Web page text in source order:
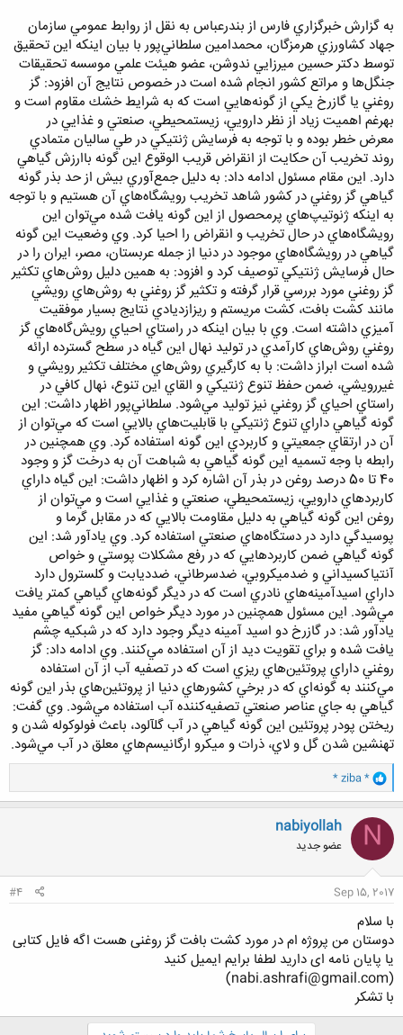
به گزارش خبرگزاري فارس از بندرعباس به نقل از روابط عمومي سازمان
جهاد كشاورزي هرمزگان، محمدامين سلطاني‌پور با بيان اينكه اين تحقيق
توسط دكتر حسين ميرزايي ندوشن، عضو هيئت علمي موسسه تحقيقات
جنگل‌ها و مراتع كشور انجام شده است در خصوص نتايج آن افزود: گز
روغني يا گازرخ يكي از گونه‌هايي است كه به شرايط خشك مقاوم است و
به‎رغم اهميت زياد از نظر دارويي، زيست‎محيطي، صنعتي و غذايي در
معرض خطر بوده و با توجه به فرسايش ژنتيكي در طي ساليان متمادي
روند تخريب آن حكايت از انقراض قريب الوقوع اين گونه باارزش گياهي
دارد. اين مقام مسئول ادامه داد: به دليل جمع‌آوري بيش از حد بذر گونه
گياهي گز روغني در كشور شاهد تخريب رويشگاه‌هاي آن هستيم و با توجه
به اينكه ژنوتيپ‌هاي پرمحصول از اين گونه يافت شده مي‌توان اين
رويشگاه‌هاي در حال تخريب و انقراض را احيا كرد. وي وضعيت اين گونه
گياهي در رويشگاه‌هاي موجود در دنيا از جمله عربستان، مصر، ‌ايران را در
حال فرسايش ژنتيكي توصيف كرد و افزود: به همين دليل روش‌هاي تكثير
گز روغني مورد بررسي قرار گرفته و تكثير گز روغني به روش‌هاي رويشي
مانند كشت بافت، كشت مريستم و ريزازديادي نتايج بسيار موفقيت
آميزي داشته است. وي با بيان اينكه در راستاي احياي رويش‌گاه‌هاي گز
روغني روش‌هاي كارآمدي در توليد نهال اين گياه در سطح گسترده ارائه
شده است ابراز داشت: با به كارگيري روش‌هاي مختلف تكثير رويشي و
غيررويشي، ضمن حفظ تنوع ژنتيكي و القاي اين تنوع، نهال كافي در
راستاي احياي گز روغني نيز توليد مي‌شود. سلطاني‌پور اظهار داشت: اين
گونه گياهي داراي تنوع ژنتيكي با قابليت‌هاي بالايي است كه مي‌توان از
آن در ارتقاي جمعيتي و كاربردي اين گونه استفاده كرد. وي همچنين در
رابطه با وجه تسميه اين گونه گياهي به شباهت آن به درخت گز و وجود
40 تا 50 درصد روغن در بذر آن اشاره كرد و اظهار داشت: اين گياه داراي
كاربردهاي دارويي، زيست‎محيطي، صنعتي و غذايي است ‌و مي‌توان از
روغن اين گونه گياهي به دليل مقاومت بالايي كه در مقابل گرما و
پوسيدگي دارد در دستگاه‌هاي صنعتي استفاده كرد. وي يادآور شد: اين
گونه گياهي ضمن كاربردهايي كه در رفع مشكلات پوستي و خواص
آنتي‎اكسيداني و ضدميكروبي، ضدسرطاني، ضدديابت و كلسترول دارد
داراي اسيدآمينه‌هاي نادري است كه در ديگر گونه‌هاي گياهي كمتر يافت
مي‌شود. اين مسئول همچنين در مورد ديگر خواص اين گونه گياهي مفيد
ياد‌آور شد:‌ در گازرخ دو اسيد آمينه ديگر وجود دارد كه در شبكيه چشم
يافت شده و براي تقويت ديد از آن استفاده مي‌كنند. وي ادامه داد: گز
روغني داراي پروتئين‌هاي ريزي است كه در تصفيه آب از آن استفاده
مي‌كنند به گونه‌اي كه در برخي كشورهاي دنيا از پروتئين‌هاي بذر اين گونه
گياهي به جاي عناصر صنعتي تصفيه‌كننده آب استفاده مي‌شود. وي گفت:
ريختن پودر پروتئين اين گونه گياهي در آب گل‎آلود، باعث فولوكوله شدن و
ته‎نشين شدن گل و لاي، ذرات و ميكرو ارگانيسم‌هاي معلق در آب مي‌شود.
و
ا
ک
ن
ش
ه
ا
* ziba *
N
nabiyollah
عضو جدید
Sep 15, 2017
#4
با سلام
دوستان من پروژه ام در مورد کشت بافت گز روغنی هست اگه فایل کتابی
یا پایان نامه ای دارید لطفا برایم ایمیل کنید
(nabi.ashrafi@gmail.com)
با تشکر